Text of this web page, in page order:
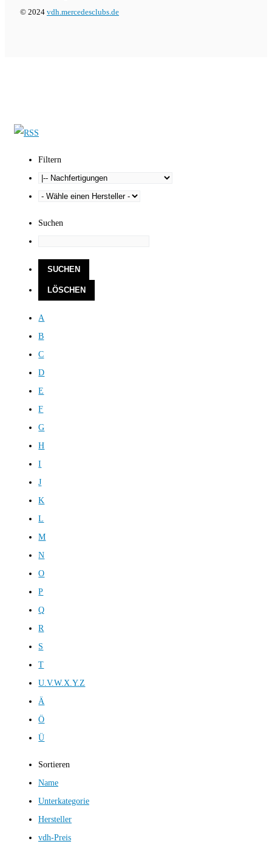
© 2024 vdh.mercedesclubs.de
Filtern
Suchen
A
B
C
D
E
F
G
H
I
J
K
L
M
N
O
P
Q
R
S
T
U.V.W.X.Y.Z
Ä
Ö
Ü
Sortieren
Name
Unterkategorie
Hersteller
vdh-Preis